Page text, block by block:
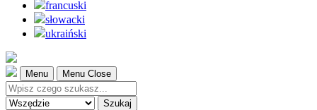
francuski
słowacki
ukraiński
Menu Menu Close
Szukaj